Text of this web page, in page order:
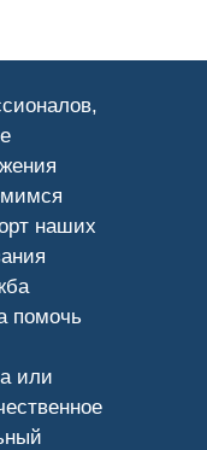
наших
помочь
или